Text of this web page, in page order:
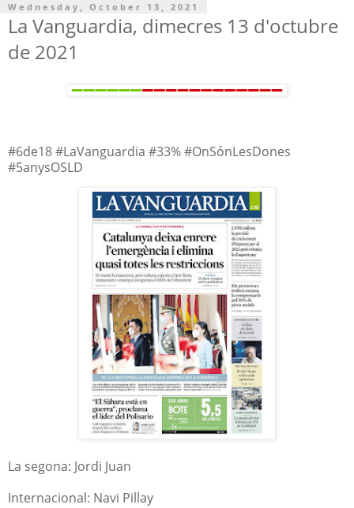
Wednesday, October 13, 2021
La Vanguardia, dimecres 13 d'octubre
de 2021
#6de18 #LaVanguardia #33% #OnSónLesDones
#5anysOSLD
La segona: Jordi Juan
Internacional: Navi Pillay